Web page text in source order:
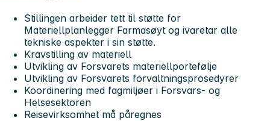
Stillingen arbeider tett til støtte for
Materiellplanlegger Farmasøyt og ivaretar alle
tekniske aspekter i sin støtte.
Kravstilling av materiell
Utvikling av Forsvarets materiellportefølje
Utvikling av Forsvarets forvaltningsprosedyrer
Koordinering med fagmiljøer i Forsvars- og
Helsesektoren
Reisevirksomhet må påregnes